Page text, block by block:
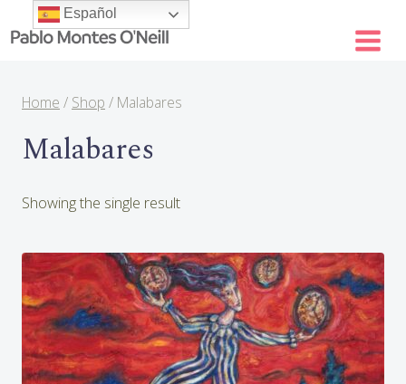
to
Home / Shop / Malabares
Malabares
Showing the single result
Español